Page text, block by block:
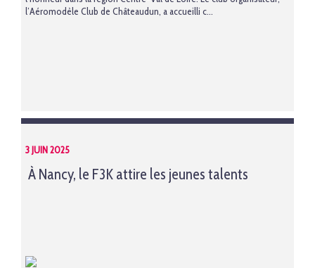
l’Aéromodèle Club de Châteaudun, a accueilli c...
3 JUIN 2025
À Nancy, le F3K attire les jeunes talents